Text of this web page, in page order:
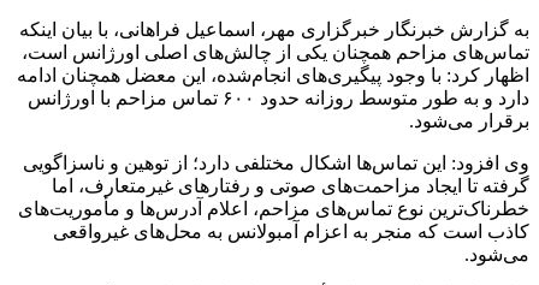
به گزارش خبرنگار خبرگزاری مهر، اسماعیل فراهانی، با بیان اینکه
تماس‌های مزاحم همچنان یکی از چالش‌های اصلی اورژانس است،
اظهار کرد: با وجود پیگیری‌های انجام‌شده، این معضل همچنان ادامه
دارد و به طور متوسط روزانه حدود ۶۰۰ تماس مزاحم با اورژانس
برقرار می‌شود.
وی افزود: این تماس‌ها اشکال مختلفی دارد؛ از توهین و ناسزاگویی
گرفته تا ایجاد مزاحمت‌های صوتی و رفتارهای غیرمتعارف، اما
خطرناک‌ترین نوع تماس‌های مزاحم، اعلام آدرس‌ها و مأموریت‌های
کاذب است که منجر به اعزام آمبولانس به محل‌های غیرواقعی
می‌شود.